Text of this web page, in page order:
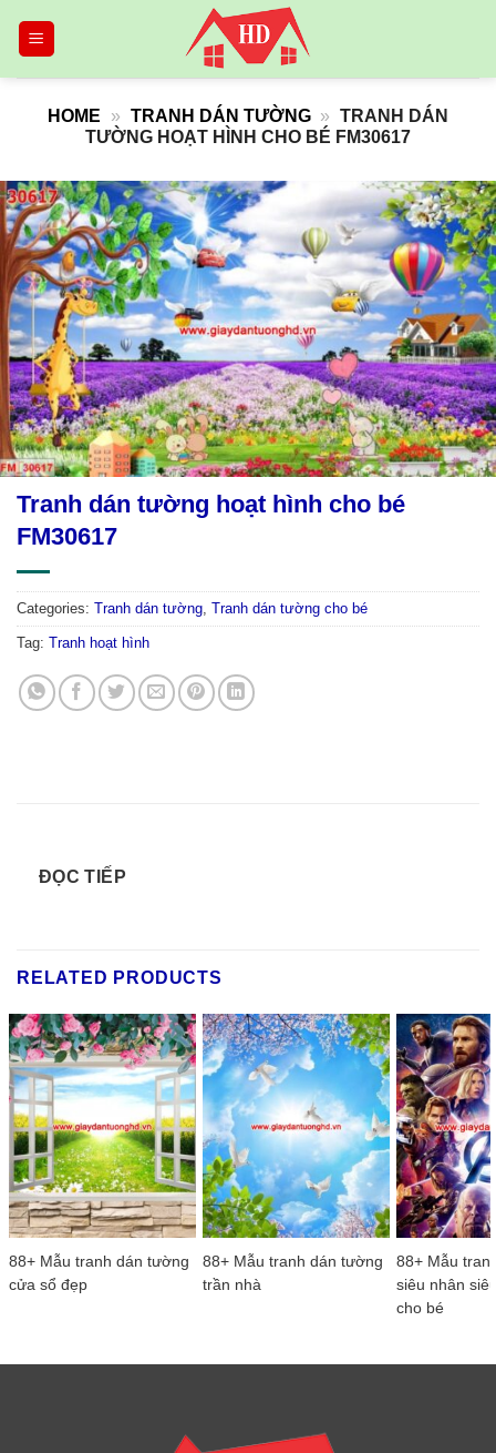
HOME » TRANH DÁN TƯỜNG » TRANH DÁN
TƯỜNG HOẠT HÌNH CHO BÉ FM30617
Tranh dán tường hoạt hình cho bé
FM30617
Categories: Tranh dán tường, Tranh dán tường cho bé
Tag: Tranh hoạt hình
ĐỌC TIẾP
RELATED PRODUCTS
88+ Mẫu tranh dán tường
cửa sổ đẹp
88+ Mẫu tranh dán tường
trần nhà
88+ Mẫu
siêu nhân
cho bé